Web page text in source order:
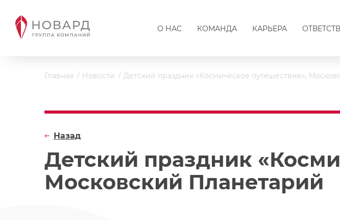
О НАС КОМАНДА КАРЬЕРА
Главная Новости Детский праздник «Космическое путешествие»,
Детский праздник
Московский Планетарий
Назад